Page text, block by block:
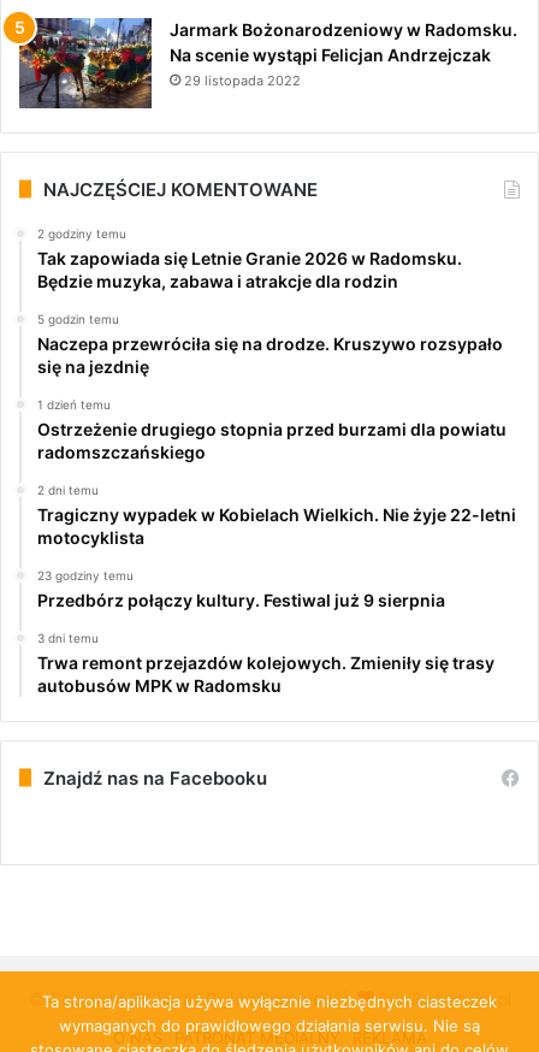
Jarmark Bożonarodzeniowy w Radomsku.
Na scenie wystąpi Felicjan Andrzejczak
29 listopada 2022
NAJCZĘŚCIEJ KOMENTOWANE
2 godziny temu
Tak zapowiada się Letnie Granie 2026 w Radomsku.
Będzie muzyka, zabawa i atrakcje dla rodzin
5 godzin temu
Naczepa przewróciła się na drodze. Kruszywo rozsypało
się na jezdnię
1 dzień temu
Ostrzeżenie drugiego stopnia przed burzami dla powiatu
radomszczańskiego
2 dni temu
Tragiczny wypadek w Kobielach Wielkich. Nie żyje 22-letni
motocyklista
23 godziny temu
Przedbórz połączy kultury. Festiwal już 9 sierpnia
3 dni temu
Trwa remont przejazdów kolejowych. Zmieniły się trasy
autobusów MPK w Radomsku
Znajdź nas na Facebooku
© Copyright 2026, All Rights Reserved | PulsRadomska.pl
O NAS PATRONAT MEDIALNY REKLAMA
Ta strona/aplikacja używa wyłącznie niezbędnych ciasteczek
wymaganych do prawidłowego działania serwisu. Nie są